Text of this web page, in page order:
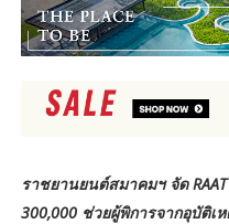
ราชยานยนต์สมาคมฯ จัด RAAT
300,000 ช่วยผู้พิการจากอุบัติเ